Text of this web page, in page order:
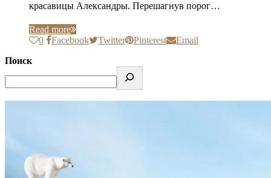
красавицы Александры. Перешагнув порог…
Read more
0
Facebook Twitter Pinterest
Email
Поиск